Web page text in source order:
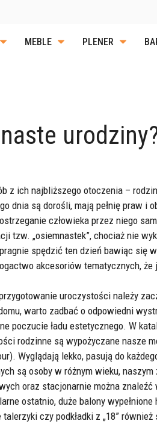
MEBLE
POKROWCE NA STOŁY I
WYKŁADZINY
PLENER
WYPOSAŻENIE BARU
SZTUĆCE DO SERWOWANIA
z ich najbliższego otoczenia –
dnia są dorośli, mają pełnię praw i
człowieka przez niego
tzw. „osiemnastek”, chociaż nie
spędzić ten dzień bawiąc się
akcesoriów tematycznych,
uroczystości należy
warto zadbać o odpowiedni
poczucie ładu estetycznego. W
rodzinne są wypożyczane nasze
Wyglądają lekko, pasują do
są osoby w różnym wieku,
oraz stacjonarnie można
ostatnio, duże balony
czy podkładki z „18”